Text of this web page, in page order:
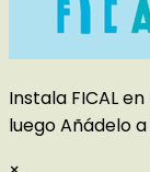
Instala FICAL
luegoAñádelo